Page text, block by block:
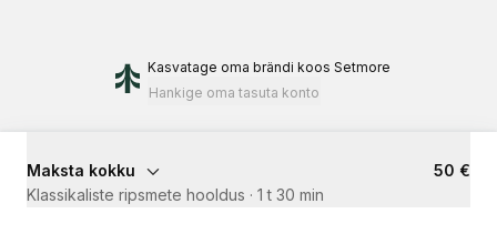
Kasvatage oma brändi koos Setmore
Hankige oma tasuta konto
Maksta kokku
50 €
Klassikaliste ripsmete hooldus · 1 t 30 min